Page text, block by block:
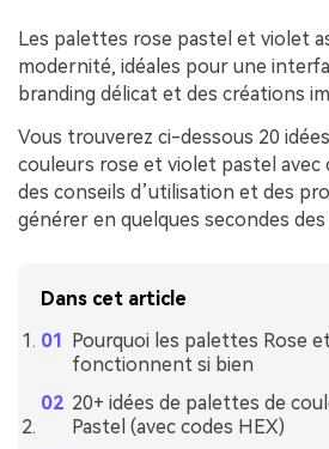
Les palettes rose pastel et violet
modernité, idéales pour une
branding délicat et des créations
Vous trouverez ci-dessous 20
couleurs rose et violet pastel avec
des conseils d’utilisation et des
générer en quelques secondes
Dans cet article
Pourquoi les palettes Rose
fonctionnent si bien
20+ idées de palettes de
Pastel (avec codes HEX)